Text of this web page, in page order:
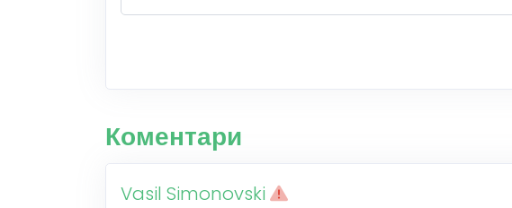
Коментари
Vasil Simonovski